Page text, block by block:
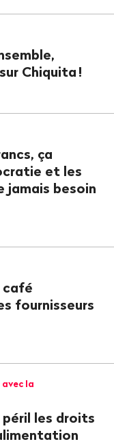
Chiquita !
ça
et les
jamais besoin
café
fournisseurs
la
péril les droits